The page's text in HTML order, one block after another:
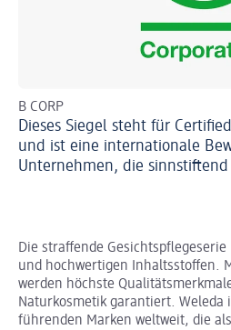
B CORP
Dieses Siegel steht für
und ist eine internationale
Unternehmen, die
Die straffende
und hochwertigen Inhaltsstoffen.
werden höchste
Naturkosmetik garantiert. Weleda
führenden Marken weltweit, die